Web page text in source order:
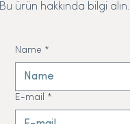
Bu ürün hakkında bilgi alın.
Name *
E-mail *